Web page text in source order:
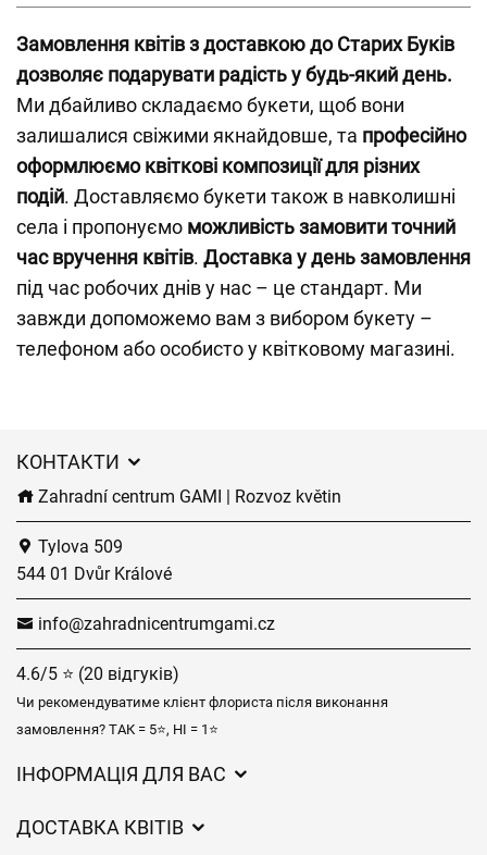
Замовлення квітів з доставкою до Старих Буків
дозволяє подарувати радість у будь-який день.
Ми дбайливо складаємо букети, щоб вони
залишалися свіжими якнайдовше, та професійно
оформлюємо квіткові композиції для різних
подій. Доставляємо букети також в навколишні
села і пропонуємо можливість замовити точний
час вручення квітів. Доставка у день замовлення
під час робочих днів у нас – це стандарт. Ми
завжди допоможемо вам з вибором букету –
телефоном або особисто у квітковому магазині.
КОНТАКТИ
Zahradní centrum GAMI | Rozvoz květin
Tylova 509
544 01 Dvůr Králové
info@zahradnicentrumgami.cz
4.6/5 ⭐ (20 відгуків)
Чи рекомендуватиме клієнт флориста після виконання
замовлення? ТАК = 5⭐, НІ = 1⭐
ІНФОРМАЦІЯ ДЛЯ ВАС
Захист персональних даних
ДОСТАВКА КВІТІВ